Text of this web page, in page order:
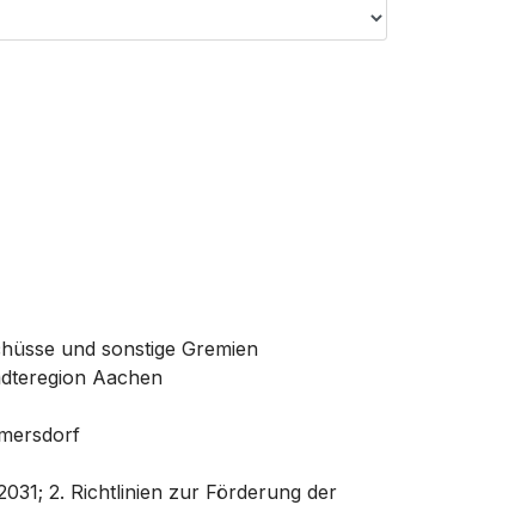
und sonstige Gremien
Aachen
2. Richtlinien zur Förderung der